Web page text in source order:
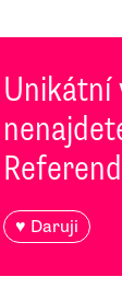
Unikátní
♥ Daruji